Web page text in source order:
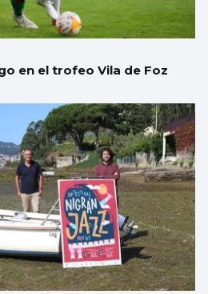
en el trofeo Vila de Foz